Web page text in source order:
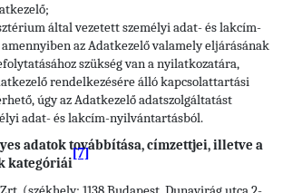
által vezetett személyi adat- és lakcím-
az Adatkezelő valamely eljárásának
szükség van a nyilatkozatára,
rendelkezésére álló kapcsolattartási
úgy az Adatkezelő adatszolgáltatást
adat- és lakcím-nyilvántartásból.
adatok továbbítása, címzettjei, illetve a
kategóriái
[7]